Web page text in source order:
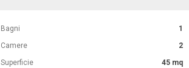
Bagni
1
Camere
2
Superficie
45 mq